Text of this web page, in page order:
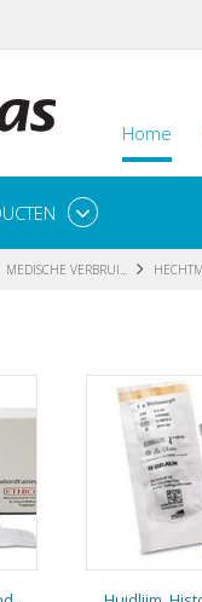
Home
MEDISCHE VERBRUI...